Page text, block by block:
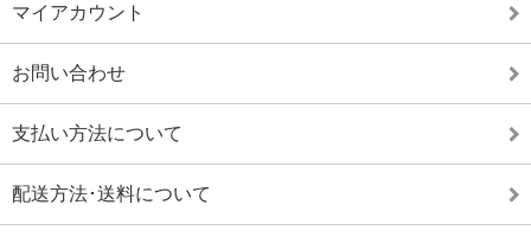
マイアカウント
お問い合わせ
支払い方法について
配送方法･送料について